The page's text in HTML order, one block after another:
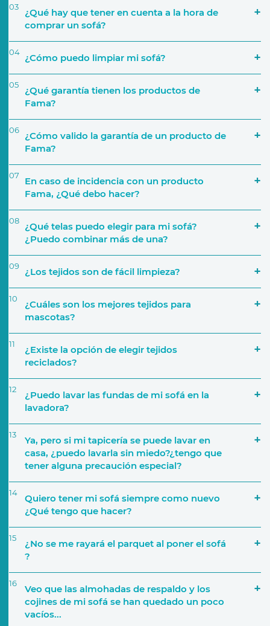
‘Encuentra tu tienda’
Simulador
03
¿Qué hay que tener en cuenta a la hora de
comprar un sofá?
El espacio que va a ocupar
Número de personas que lo van a utilizar
Características del sofá
Tejido y tapicerías
04 ¿Cómo puedo limpiar mi sofá?
05
¿Qué garantía tienen los productos de
Fama?
a través de nuestra página web
06
¿Cómo valido la garantía de un producto de
Fama?
Activar Garantía
07
En caso de incidencia con un producto
Fama, ¿Qué debo hacer?
08
¿Qué telas puedo elegir para mi sofá?
¿Puedo combinar más de una?
Si por ejemplo decides crear una composición de
cinco módulos, podrás elegir una tapicería
añadir diferentes telas para los cojines
decorativos.
09 ¿Los tejidos son de fácil limpieza?
10
¿Cuáles son los mejores tejidos para
mascotas?
11
¿Existe la opción de elegir tejidos
reciclados?
12
¿Puedo lavar las fundas de mi sofá en la
lavadora?
13
Ya, pero si mi tapicería se puede lavar en
casa, ¿puedo lavarla sin miedo?¿tengo que
tener alguna precaución especial?
14
Quiero tener mi sofá siempre como nuevo
¿Qué tengo que hacer?
15
¿No se me rayará el parquet al poner el sofá
?
16
Veo que las almohadas de respaldo y los
cojines de mi sofá se han quedado un poco
vacíos...